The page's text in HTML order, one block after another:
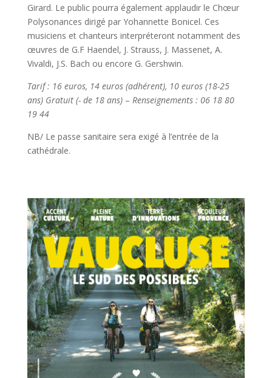
Girard. Le public pourra également applaudir le Chœur
Polysonances dirigé par Yohannette Bonicel. Ces
musiciens et chanteurs interpréteront notamment des
œuvres de G.F Haendel, J. Strauss, J. Massenet, A.
Vivaldi, J.S. Bach ou encore G. Gershwin.
Tarif : 16 euros, 14 euros (adhérent), 10 euros (18-25
ans) Gratuit (- de 18 ans)– Renseignements : 06 18 80
19 44
NB/ Le passe sanitaire sera exigé à l’entrée de la
cathédrale.